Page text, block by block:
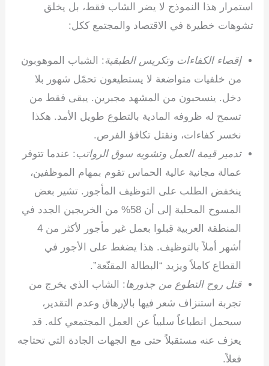
استمرار هذا النموذج لا يضر الشاب فقط، بل يخلق
تشوهات خطيرة في الاقتصاد والمجتمع ككل:
إقصاء الكفاءات وتكريس الطبقية : الشباب الموهوبون
من خلفيات متواضعة لا يستطيعون تحمّل شهور بلا
دخل. ينسحبون من المشهد مجبرين. يبقى فقط من
تسمح له ظروفه المادية بالتطوع طويل الأمد. هكذا
نخسر كفاءات، ونقتل تكافؤ الفرص.
تدمير قيمة العمل وتشويه سوق الرواتب : عندما تتوفر
عمالة مجانية عالية الحماس تقوم بمهام الموظفين،
ينخفض الطلب على التوظيف المأجور. تشير بعض
المسوح المحلية إلى أن 58% من الخريجين الجدد في
المنطقة العربية قبلوا بعمل غير مأجور لأكثر من 4
أشهر أملاً بالتوظيف. هذا يضغط على الأجور في
القطاع كاملاً ويزيد “البطالة المقنّعة”.
قتل روح التطوع من جذورها : الشاب الذي يخرج من
تجربة استنزاف شعر فيها بالإرهاق وعدم التقدير،
سيحمل انطباعاً سلبياً عن العمل المجتمعي كله. قد
يعزف عنه مستقبلاً حتى مع الجهات الجادة التي تحتاجه
فعلاً.